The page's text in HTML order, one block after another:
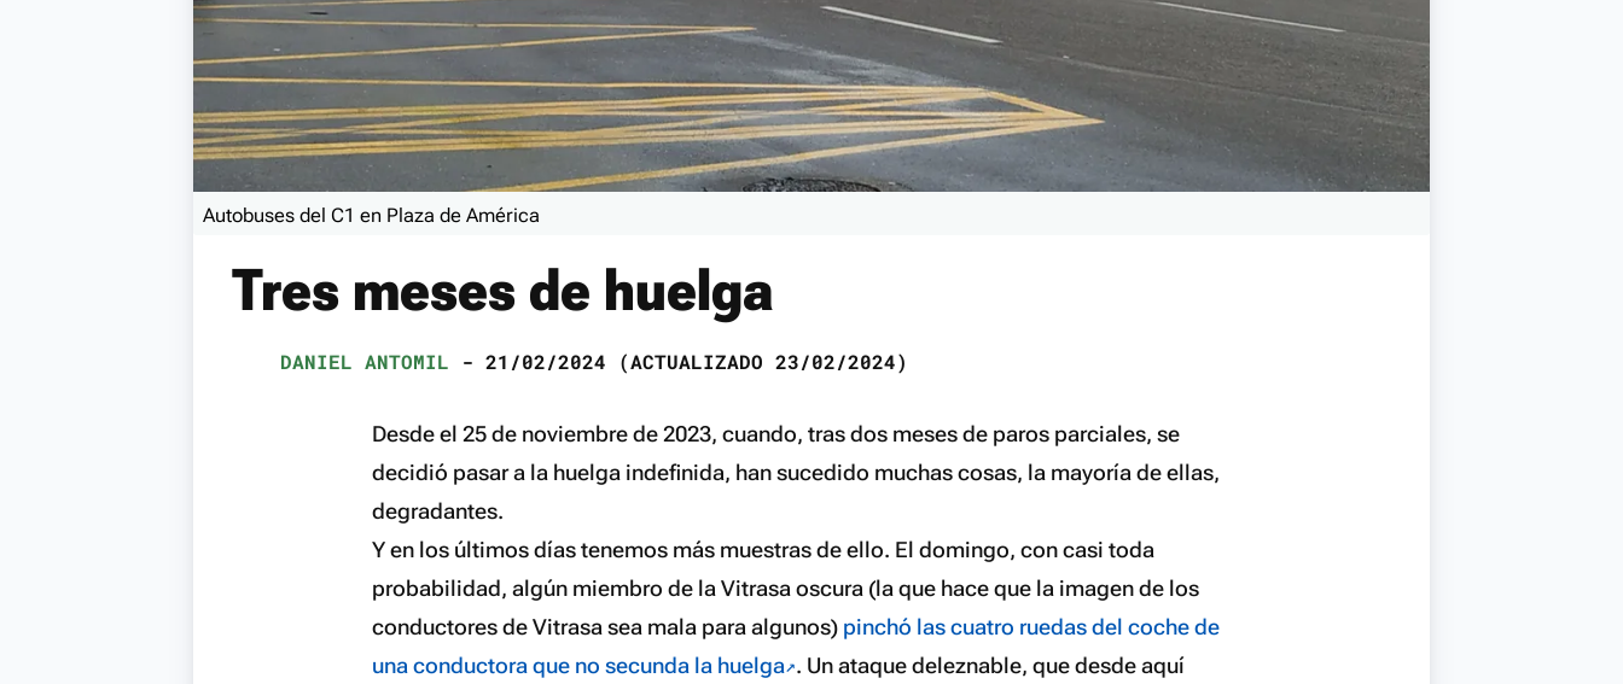
Autobuses del C1 en Plaza de América
Tres meses de huelga
DANIEL ANTOMIL - 21/02/2024 (ACTUALIZADO 23/02/2024)
Desde el 25 de noviembre de 2023, cuando, tras dos meses de paros parciales, se
decidió pasar a la huelga indefinida, han sucedido muchas cosas, la mayoría de ellas,
degradantes.
Y en los últimos días tenemos más muestras de ello. El domingo, con casi toda
probabilidad, algún miembro de la Vitrasa oscura (la que hace que la imagen de los
conductores de Vitrasa sea mala para algunos) pinchó las cuatro ruedas del coche de
una conductora que no secunda la huelga . Un ataque deleznable, que desde aquí